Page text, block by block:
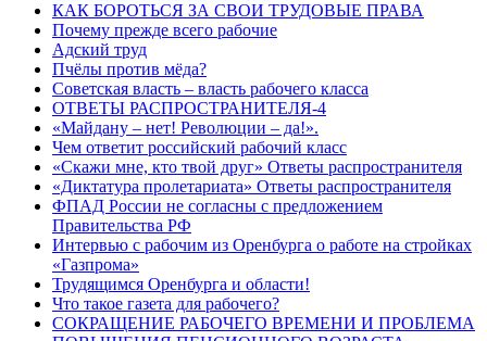
КАК БОРОТЬСЯ ЗА СВОИ ТРУДОВЫЕ ПРАВА
Почему прежде всего рабочие
Адский труд
Пчёлы против мёда?
Советская власть – власть рабочего класса
ОТВЕТЫ РАСПРОСТРАНИТЕЛЯ-4
«Майдану – нет! Революции – да!».
Чем ответит российский рабочий класс
«Скажи мне, кто твой друг» Ответы распространителя
«Диктатура пролетариата» Ответы распространителя
ФПАД России не согласны с предложением
Правительства РФ
Интервью с рабочим из Оренбурга о работе на стройках
«Газпрома»
Трудящимся Оренбурга и области!
Что такое газета для рабочего?
СОКРАЩЕНИЕ РАБОЧЕГО ВРЕМЕНИ И ПРОБЛЕМА